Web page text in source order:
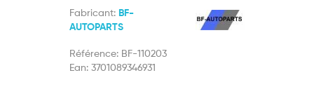
Fabricant: BF-
AUTOPARTS
Référence: BF-110203
Ean: 3701089346931